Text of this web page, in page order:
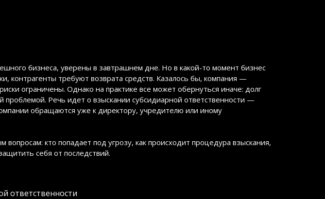
бизнеса, уверены в завтрашнем дне. Но в какой-то момент бизнес
контрагенты требуют возврата средств. Казалось бы, компания —
ограничены. Однако на практике все может обернуться иначе: долг
проблемой. Речь идет о взыскании субсидиарной ответственности —
обращаются уже к директору, учредителю или иному
вопросам: кто попадает под угрозу, как происходит процедура взыскания,
себя от последствий.
ответственности